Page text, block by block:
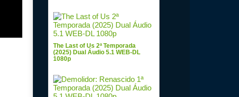
The Last of Us 2ª Temporada
(2025) Dual Áudio 5.1 WEB-DL
1080p